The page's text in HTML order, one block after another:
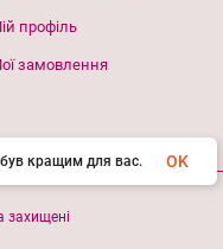
профіль
замовлення
захищені
кращим для вас. OK